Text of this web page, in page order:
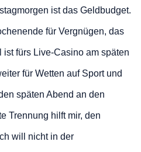
ist das Geldbudget.
für Vergnügen, das
fürs Live-Casino am späten
für Wetten auf Sport und
späten Abend an den
Trennung hilft mir, den
will nicht in der